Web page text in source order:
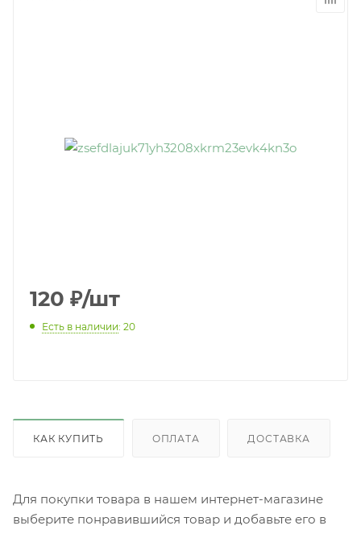
120 ₽/шт
Есть в наличии: 20
КАК КУПИТЬ ОПЛАТА ДОСТАВКА
Для покупки товара в нашем интернет-магазине
выберите понравившийся товар и добавьте его в